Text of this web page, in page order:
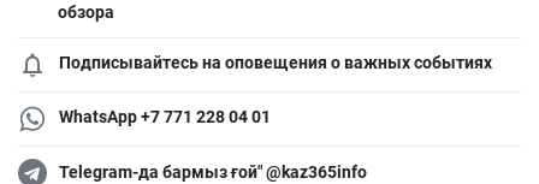
обзора
Подписывайтесь на оповещения о важных событиях
WhatsApp +7 771 228 04 01
Telegram-да бармыз ғой" @kaz365info